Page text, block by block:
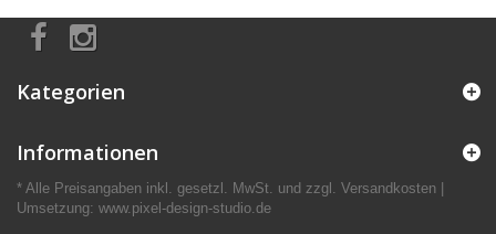
Kategorien
Informationen
* Alle Preisangaben inkl. gesetzl. MwSt. und zzgl. Versandkosten |
Umsetzung: www.pixel-design-studio.de